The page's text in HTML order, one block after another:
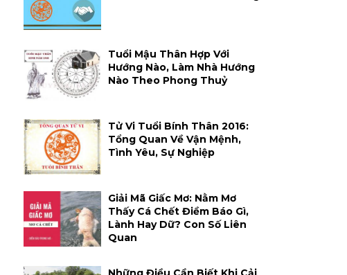
Tuổi Mậu Thân Hợp Với
Hướng Nào, Làm Nhà Hướng
Nào Theo Phong Thuỷ
Tử Vi Tuổi Bính Thân 2016:
Tổng Quan Về Vận Mệnh,
Tình Yêu, Sự Nghiệp
Giải Mã Giấc Mơ: Nằm Mơ
Thấy Cá Chết Điềm Báo Gì,
Lành Hay Dữ? Con Số Liên
Quan